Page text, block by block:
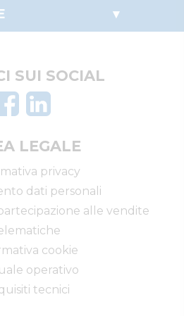
SUI SOCIAL
LEGALE
privacy
dati personali
alle vendite
cookie
operativo
tecnici